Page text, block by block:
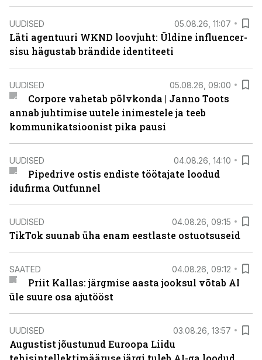
UUDISED 05.08.26, 11:07
Läti agentuuri WKND loovjuht: Üldine influencer-
sisu hägustab brändide identiteeti
UUDISED 05.08.26, 09:00
Corpore vahetab põlvkonda | Janno Toots
annab juhtimise uutele inimestele ja teeb
kommunikatsioonist pika pausi
UUDISED 04.08.26, 14:10
Pipedrive ostis endiste töötajate loodud
idufirma Outfunnel
UUDISED 04.08.26, 09:15
TikTok suunab üha enam eestlaste ostuotsuseid
SAATED 04.08.26, 09:12
Priit Kallas: järgmise aasta jooksul võtab AI
üle suure osa ajutööst
UUDISED 03.08.26, 13:57
Augustist jõustunud Euroopa Liidu